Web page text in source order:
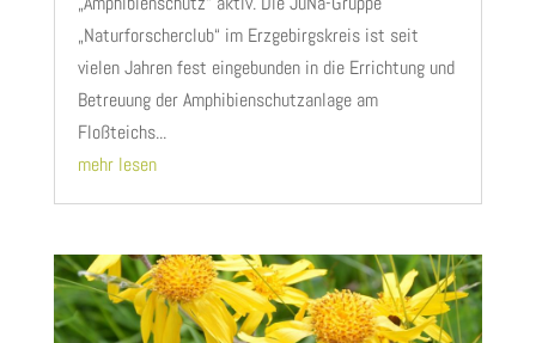
„Naturforscherclub“ im Erzgebirgskreis ist seit
vielen Jahren fest eingebunden in die Errichtung und
Betreuung der Amphibienschutzanlage am
Floßteichs...
mehr lesen